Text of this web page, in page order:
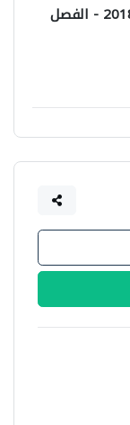
اختبار الاحياء الصف الثاني الثانوي 2018 - الفصل